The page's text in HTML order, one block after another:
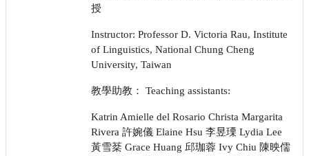
授
Instructor: Professor D. Victoria Rau, Institute
of Linguistics, National Chung Cheng
University, Taiwan
教學助教： Teaching assistants:
Katrin Amielle del Rosario Christa Margarita
Rivera 許婉儀 Elaine Hsu 李昱瑮 Lydia Lee
黃雪棻 Grace Huang 邱珈蓉 Ivy Chiu 陳映儒